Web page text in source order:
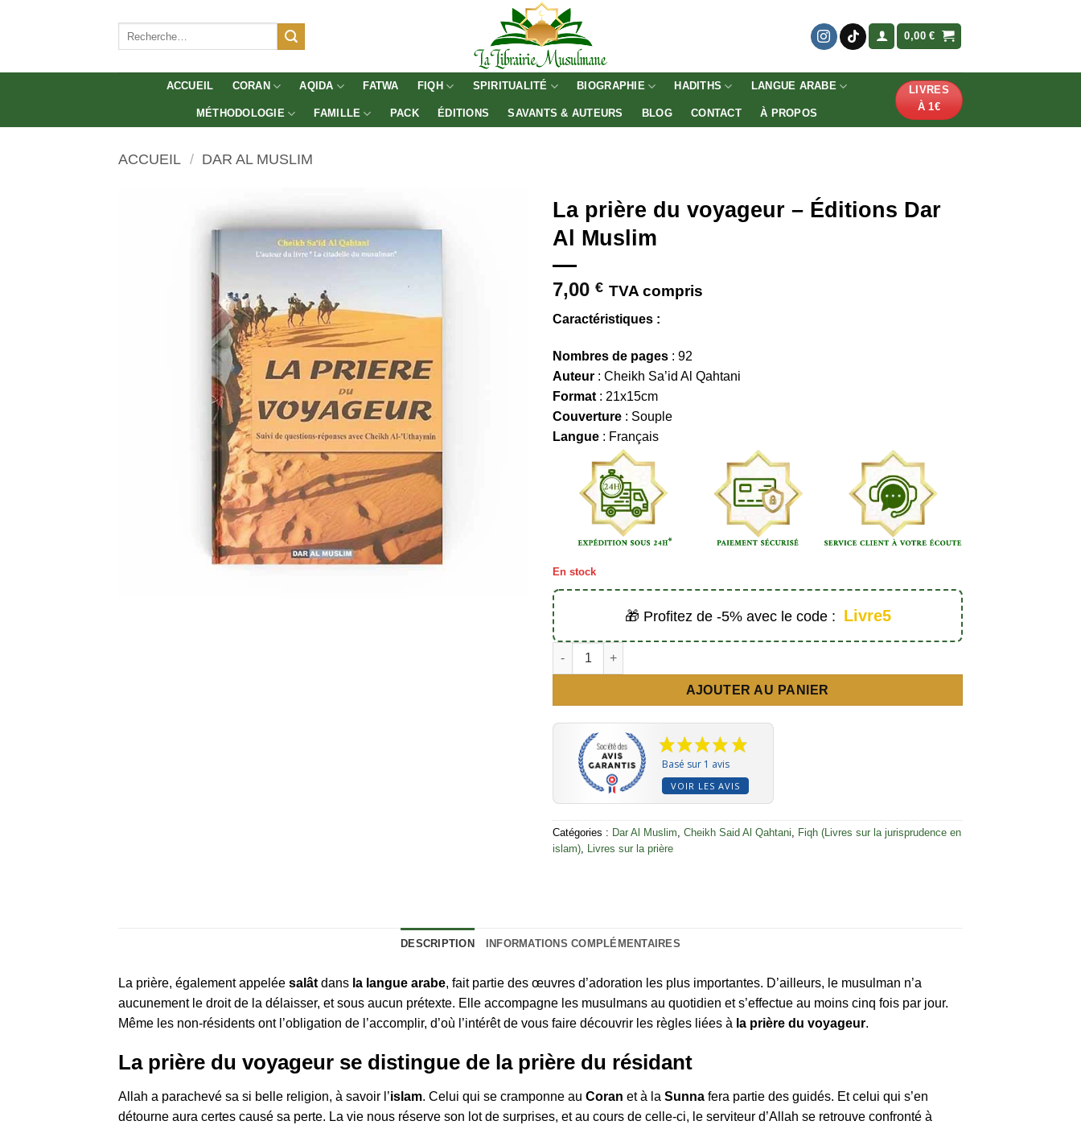
0,00€
ACCUEIL CORAN AQIDA FATWA FIQH SPIRITUALITÉ BIOGRAPHIE HADITHS LANGUE ARABE
MÉTHODOLOGIE FAMILLE PACK ÉDITIONS SAVANTS & AUTEURS BLOG CONTACT À PROPOS
LIVRES
À 1€
ACCUEIL / DAR AL MUSLIM
La prière du voyageur – Éditions Dar
Al Muslim
7,00 € TVA compris
Caractéristiques :
Nombres de pages : 92
Auteur : Cheikh Sa’id Al Qahtani
Format : 21x15cm
Couverture : Souple
Langue : Français
En stock
🎁 Profitez de -5% avec le code : Livre5
quantité de La prière du voyageur - Éditions Dar Al Muslim
AJOUTER AU PANIER
Basé sur 1 avis
VOIR LES AVIS
Catégories : Dar Al Muslim Cheikh Said Al Qahtani
Fiqh (Livres sur la jurisprudence en
islam)
Livres sur la prière
DESCRIPTION INFORMATIONS COMPLÉMENTAIRES
La prière, également appelée salât dans la langue arabe, fait partie des œuvres d’adoration les plus importantes. D’ailleurs, le musulman n’a
aucunement le droit de la délaisser, et sous aucun prétexte. Elle accompagne les musulmans au quotidien et s’effectue au moins cinq fois par jour.
Même les non-résidents ont l’obligation de l’accomplir, d’où l’intérêt de vous faire découvrir les règles liées à la prière du voyageur.
La prière du voyageur se distingue de la prière du résidant
Allah a parachevé sa si belle religion, à savoir l’islam. Celui qui se cramponne au Coran et à la Sunna fera partie des guidés. Et celui qui s’en
détourne aura certes causé sa perte. La vie nous réserve son lot de surprises, et au cours de celle-ci, le serviteur d’Allah se retrouve confronté à